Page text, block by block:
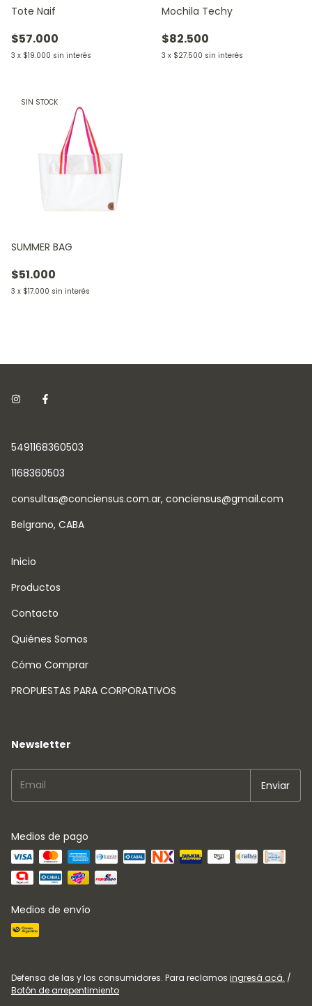
Tote Naif
$57.000
3 x $19.000 sin interés
Mochila Techy
$82.500
3 x $27.500 sin interés
SIN STOCK
SUMMER BAG
$51.000
3 x $17.000 sin interés
5491168360503
1168360503
consultas@conciensus.com.ar, conciensus@gmail.com
Belgrano, CABA
Inicio
Productos
Contacto
Quiénes Somos
Cómo Comprar
PROPUESTAS PARA CORPORATIVOS
Newsletter
Medios de pago
Medios de envío
Defensa de las y los consumidores. Para reclamos ingresá acá. /
Botón de arrepentimiento